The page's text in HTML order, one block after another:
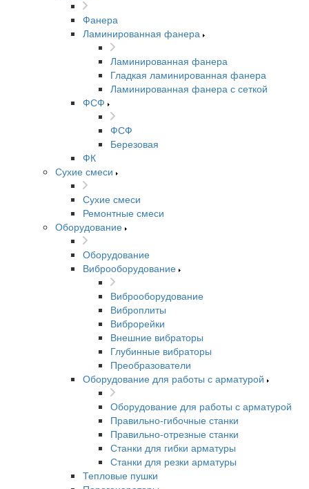
Фанера
Ламинированная фанера
Ламинированная фанера
Гладкая ламинированная фанера
Ламинированная фанера с сеткой
ФСФ
ФСФ
Березовая
ФК
Сухие смеси
Сухие смеси
Ремонтные смеси
Оборудование
Оборудование
Виброоборудование
Виброоборудование
Виброплиты
Виброрейки
Внешние вибраторы
Глубинные вибраторы
Преобразователи
Оборудование для работы с арматурой
Оборудование для работы с арматурой
Правильно-гибочные станки
Правильно-отрезные станки
Станки для гибки арматуры
Станки для резки арматуры
Тепловые пушки